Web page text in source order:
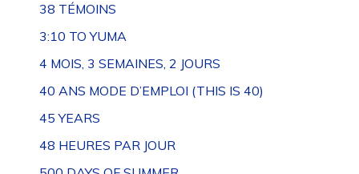
38 TÉMOINS
3:10 TO YUMA
4 MOIS, 3 SEMAINES, 2 JOURS
40 ANS MODE D’EMPLOI (THIS IS 40)
45 YEARS
48 HEURES PAR JOUR